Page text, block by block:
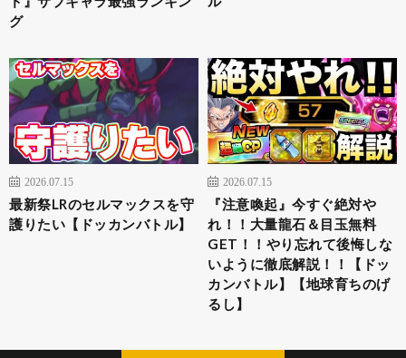
グ
2026.07.15
最新祭LRのセルマックスを守
護りたい【ドッカンバトル】
2026.07.15
『注意喚起』今すぐ絶対や
れ！！大量龍石＆目玉無料
GET！！やり忘れて後悔しな
いように徹底解説！！【ドッ
カンバトル】【地球育ちのげ
るし】